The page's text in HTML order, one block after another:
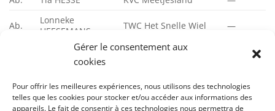
Gérer le consentement aux
cookies
Pour offrir les meilleures expériences, nous utilisons des technologies
telles que les cookies pour stocker et/ou accéder aux informations des
appareils. Le fait de consentir à ces technologies nous permettra de
Ab.
Lonneke
HEESEMANS
TWC Het Snelle Wiel —
Senna KLAASSE WV Breda
SIGHEM
Ab.
Jozefien
Onder Ons Parike Fem —